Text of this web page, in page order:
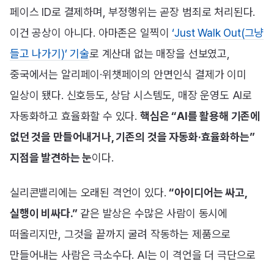
페이스 ID로 결제하며, 부정행위는 곧장 범죄로 처리된다.
이건 공상이 아니다. 아마존은 일찍이‘Just Walk Out(그냥
들고 나가기)’ 기술로 계산대 없는 매장을 선보였고,
중국에서는 알리페이·위챗페이의 안면인식 결제가 이미
일상이 됐다. 신호등도, 상담 시스템도, 매장 운영도 AI로
자동화하고 효율화할 수 있다. 핵심은 “AI를 활용해 기존에
없던 것을 만들어내거나, 기존의 것을 자동화·효율화하는”
지점을 발견하는 눈이다.
실리콘밸리에는 오래된 격언이 있다.“아이디어는 싸고,
실행이 비싸다.” 같은 발상은 수많은 사람이 동시에
떠올리지만, 그것을 끝까지 굴려 작동하는 제품으로
만들어내는 사람은 극소수다. AI는 이 격언을 더 극단으로